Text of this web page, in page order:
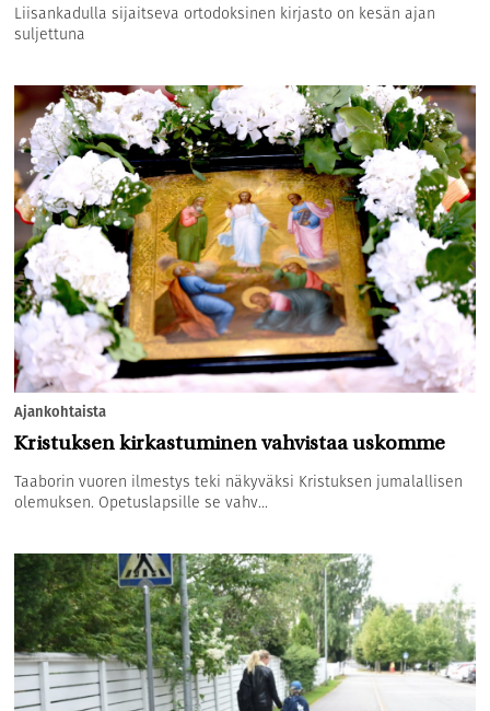
Liisankadulla sijaitseva ortodoksinen kirjasto on kesän ajan
suljettuna
Ajankohtaista
Kristuksen kirkastuminen vahvistaa uskomme
Taaborin vuoren ilmestys teki näkyväksi Kristuksen jumalallisen
olemuksen. Opetuslapsille se vahv...